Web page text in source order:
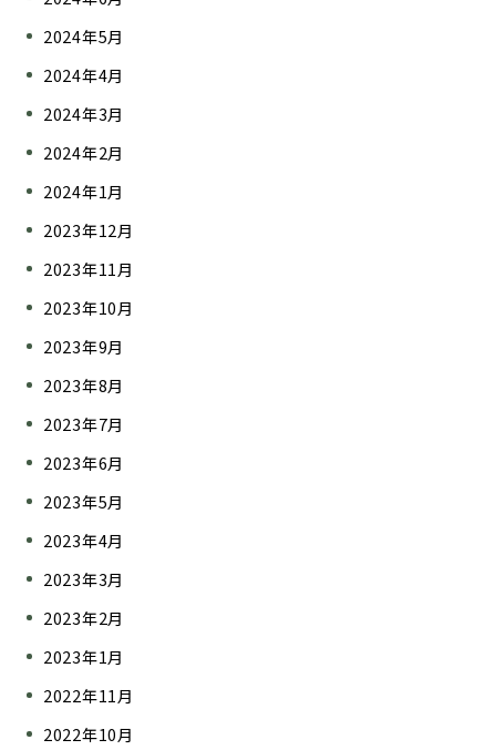
2024年5月
2024年4月
2024年3月
2024年2月
2024年1月
2023年12月
2023年11月
2023年10月
2023年9月
2023年8月
2023年7月
2023年6月
2023年5月
2023年4月
2023年3月
2023年2月
2023年1月
2022年11月
2022年10月